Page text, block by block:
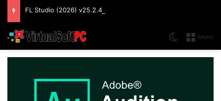
Menú
Switch skin